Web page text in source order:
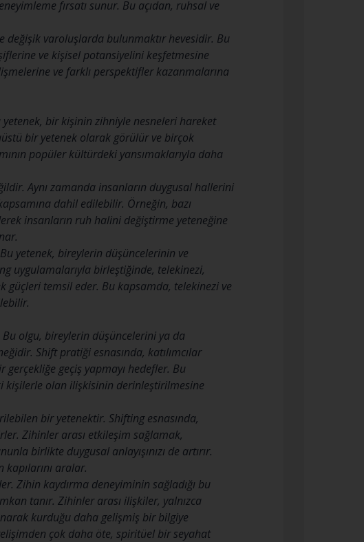
fırsatı sunur. Bu açıdan, ruhsal ve
değişik varoluşlarda bulunmaktır hevesidir. Bu
ve kişisel potansiyelini keşfetmesine
ve farklı perspektifler kazanmalarına
bir kişinin zihniyle nesneleri hareket
bir yetenek olarak görülür ve birçok
popüler kültürdeki yansımaklarıyla daha
Aynı zamanda insanların duygusal hallerini
dahil edilebilir. Örneğin, bazı
insanların ruh halini değiştirme yeteneğine
yetenek, bireylerin düşüncelerinin ve
uygulamalarıyla birleştiğinde, telekinezi,
güçleri temsil eder. Bu kapsamda, telekinezi ve
olgu, bireylerin düşüncelerini ya da
Shift pratiği esnasında, katılımcılar
geçiş yapmayı hedefler. Bu
kişilerle olan ilişkisinin derinleştirilmesine
bir yetenektir. Shifting esnasında,
Zihinler arası etkileşim sağlamak,
birlikte duygusal anlayışınızı de artırır.
aralar.
Zihin kaydırma deneyiminin sağladığı bu
tanır. Zihinler arası ilişkiler, yalnızca
kurduğu daha gelişmiş bir bilgiye
çok daha öte, spiritüel bir seyahat